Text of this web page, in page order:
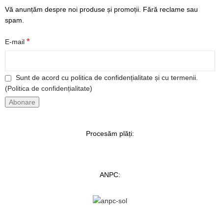
Vă anunțăm despre noi produse și promoții. Fără reclame sau
spam.
E-mail*
Sunt de acord cu politica de confidențialitate și cu termenii.
(Politica de confidențialitate)
Procesăm plăți:
ANPC: